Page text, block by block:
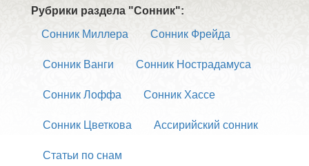
Рубрики раздела "Сонник":
Сонник Миллера
Сонник Фрейда
Сонник Ванги Сонник Нострадамуса
Сонник Лоффа Сонник Хассе
Сонник Цветкова Ассирийский сонник
Статьи по снам